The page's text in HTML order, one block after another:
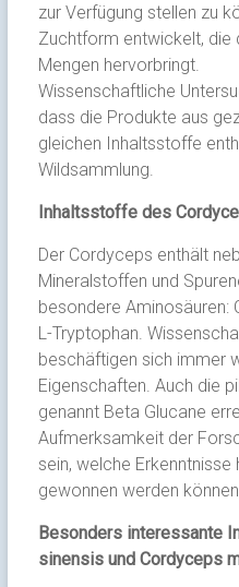
zur Verfügung stellen zu
Zuchtform entwickelt, die
Mengen hervorbringt.
Wissenschaftliche
dass die Produkte aus
gleichen Inhaltsstoffe
Wildsammlung.
Inhaltsstoffe des
Der Cordyceps enthält
Mineralstoffen und
besondere Aminosäuren:
L-Tryptophan.
beschäftigen sich immer
Eigenschaften. Auch die
genannt Beta Glucane
Aufmerksamkeit der
sein, welche
gewonnen werden können.
Besonders interessante
sinensis und Cordyceps